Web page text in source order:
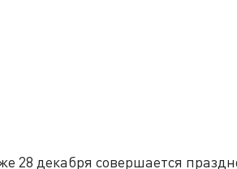
28 декабря совершается